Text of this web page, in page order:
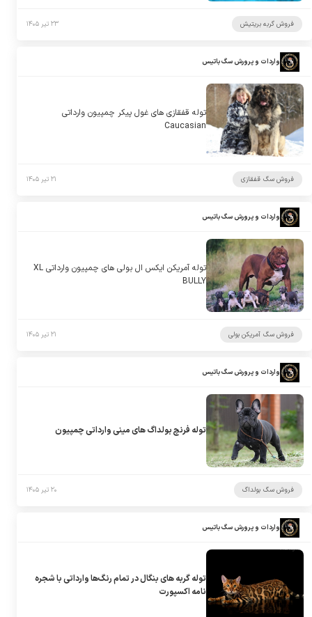
فروش گربه بریتیش ۲۳ تیر ۱۴۰۵
واردات و پرورش سگ باتیس
توله قفقازی های غول پیکر چمپیون وارداتی
Caucasian
فروش سگ قفقازی ۲۱ تیر ۱۴۰۵
واردات و پرورش سگ باتیس
توله آمریکن ایکس ال بولی های چمپیون وارداتی XL
BULLY
فروش سگ آمریکن بولی ۲۱ تیر ۱۴۰۵
واردات و پرورش سگ باتیس
توله فرنچ بولداگ های مینی وارداتی چمپیون
فروش سگ بولداگ ۲۰ تیر ۱۴۰۵
واردات و پرورش سگ باتیس
توله گربه های بنگال در تمام رنگ‌ها وارداتی با شجره
نامه اکسپورت